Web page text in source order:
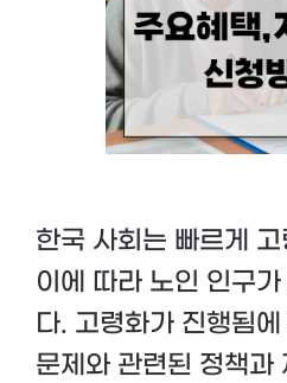
한국 사회는 빠르게
이에 따라 노인 인구
다. 고령화가 진행됨
문제와 관련된 정책과